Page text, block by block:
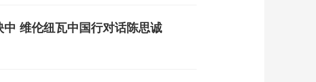
中 维伦纽瓦中国行对话陈思诚